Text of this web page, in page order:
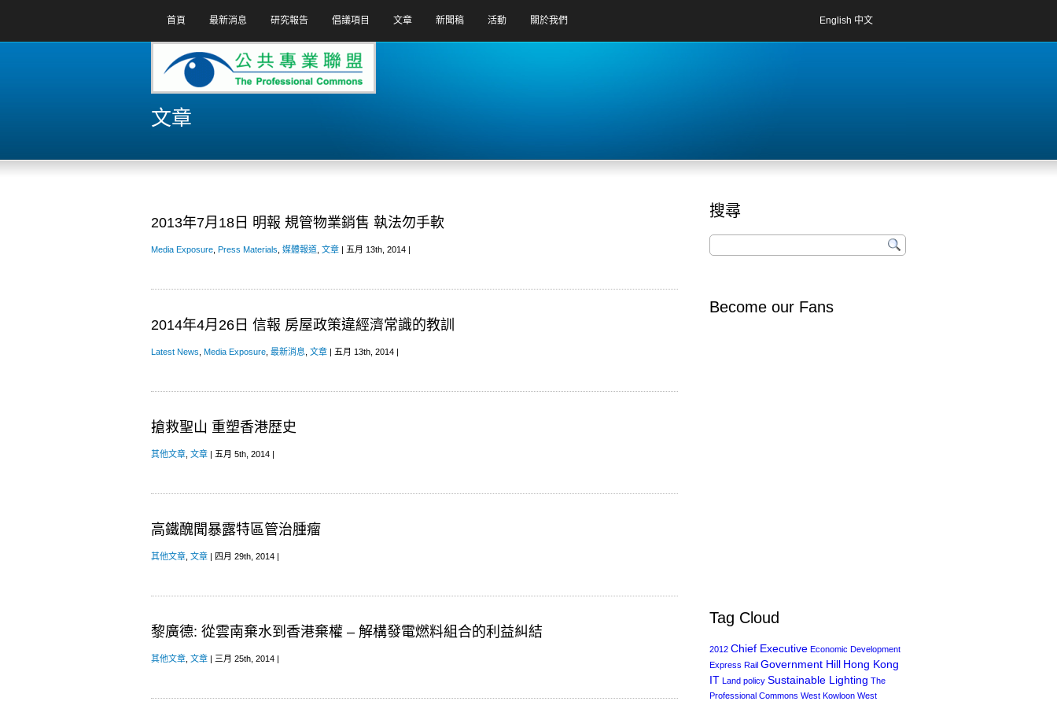
首頁 最新消息 研究報告 倡議項目 文章 新聞稿 活動 關於我們 English 中文
文章
2013年7月18日 明報 規管物業銷售 執法勿手軟
Media Exposure Press Materials 媒體報道 文章 | 五月 13th, 2014 |
2014年4月26日 信報 房屋政策違經濟常識的教訓
Latest News Media Exposure 最新消息 文章 | 五月 13th, 2014 |
搶救聖山 重塑香港歴史
其他文章 文章 | 五月 5th, 2014 |
高鐵醜聞暴露特區管治腫瘤
其他文章 文章 | 四月 29th, 2014 |
黎廣德: 從雲南棄水到香港棄權 – 解構發電燃料組合的利益糾結
其他文章 文章 | 三月 25th, 2014 |
搜尋
Become our Fans
Tag Cloud
2012 Chief Executive Economic Development
Express Rail Government Hill Hong Kong
IT Land policy Sustainable Lighting The
Professional Commons West Kowloon West